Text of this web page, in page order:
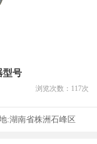
型号
浏览次数： 117次
:湖南省株洲石峰区